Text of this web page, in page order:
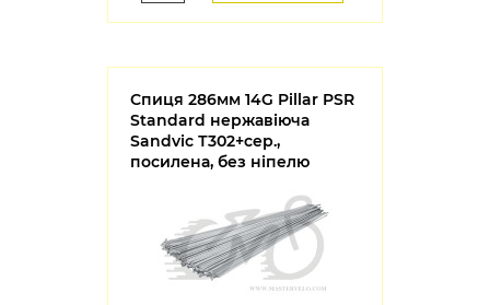
Спиця 286мм 14G Pillar PSR
Standard нержавіюча
Sandvic Т302+сер.,
посилена, без ніпелю